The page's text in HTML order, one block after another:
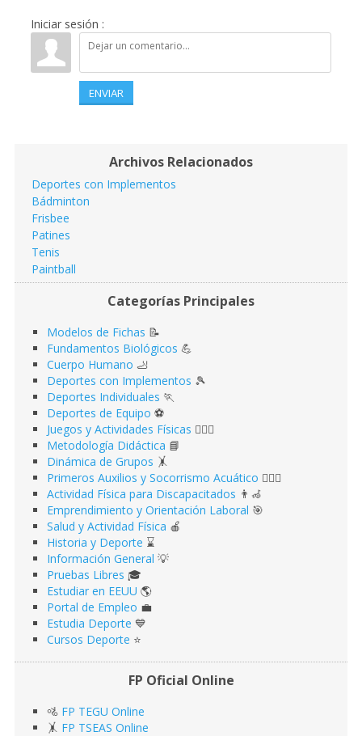
Iniciar sesión :
ENVIAR
Archivos Relacionados
Deportes con Implementos
Bádminton
Frisbee
Patines
Tenis
Paintball
Categorías Principales
Modelos de Fichas 📝
Fundamentos Biológicos 💪
Cuerpo Humano 🦶
Deportes con Implementos 🎾
Deportes Individuales 🏃
Deportes de Equipo ⚽️
Juegos y Actividades Físicas 🤹🏻‍♂️
Metodología Didáctica 📘
Dinámica de Grupos 🤸
Primeros Auxilios y Socorrismo Acuático 🏊🏻‍♂️
Actividad Física para Discapacitados 👨‍🦽
Emprendimiento y Orientación Laboral 🎯
Salud y Actividad Física 🍎
Historia y Deporte ⌛️
Información General 💡
Pruebas Libres 🎓
Estudiar en EEUU 🌎​
Portal de Empleo 💼
Estudia Deporte 💙
Cursos Deporte ⭐️
FP Oficial Online
🚵 FP TEGU Online
🤸 FP TSEAS Online